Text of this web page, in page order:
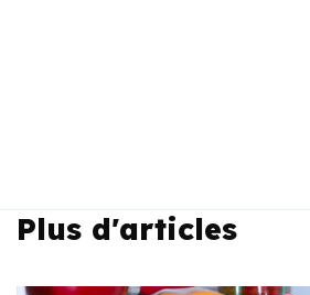
Plus d'articles